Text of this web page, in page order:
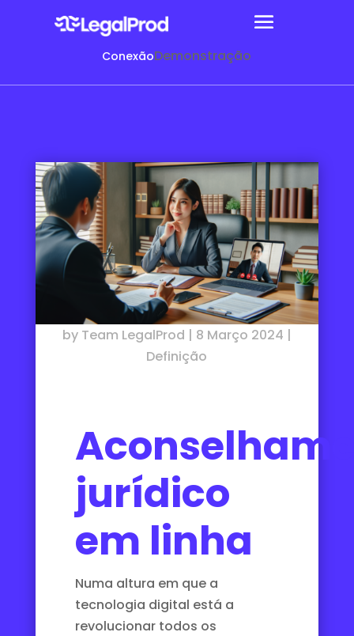
ConexãoDemonstração
by Team LegalProd | 8 Março 2024 |
Definição
jurídico
em linha
Numa altura em que a
tecnologia digital está a
revolucionar todos os